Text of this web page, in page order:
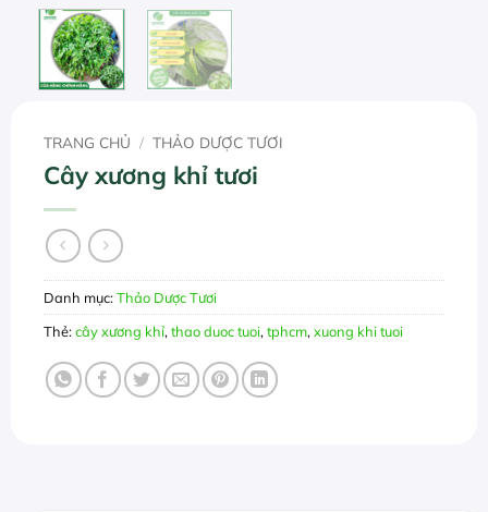
TRANG CHỦ / THẢO DƯỢC TƯƠI
Cây xương khỉ tươi
Danh mục:Thảo Dược Tươi
Thẻ:cây xương khỉ,thao duoc tuoi,tphcm,xuong khi tuoi